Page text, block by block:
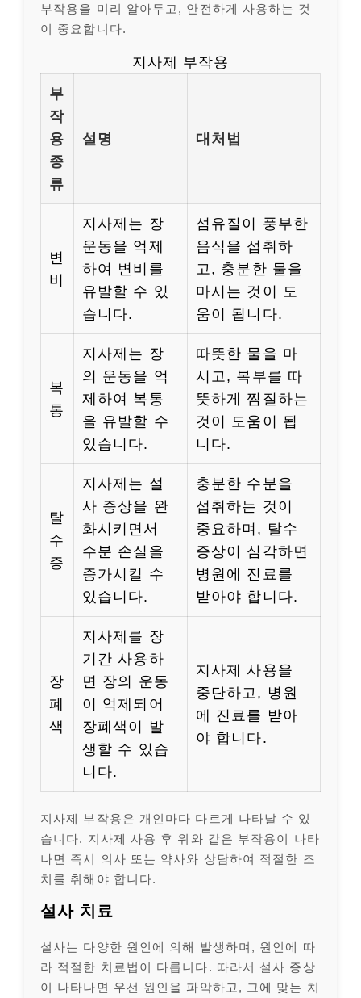
부작용을 미리 알아두고, 안전하게 사용하는 것
이 중요합니다.
지사제 부작용
부
작
용
종
류
설명 대처법
변
비
지사제는 장
운동을 억제
하여 변비를
유발할 수 있
습니다.
섬유질이 풍부한
음식을 섭취하
고, 충분한 물을
마시는 것이 도
움이 됩니다.
복
통
지사제는 장
의 운동을 억
제하여 복통
을 유발할 수
있습니다.
따뜻한 물을 마
시고, 복부를 따
뜻하게 찜질하는
것이 도움이 됩
니다.
탈
수
증
지사제는 설
사 증상을 완
화시키면서
수분 손실을
증가시킬 수
있습니다.
충분한 수분을
섭취하는 것이
중요하며, 탈수
증상이 심각하면
병원에 진료를
받아야 합니다.
장
폐
색
지사제를 장
기간 사용하
면 장의 운동
이 억제되어
장폐색이 발
생할 수 있습
니다.
지사제 사용을
중단하고, 병원
에 진료를 받아
야 합니다.
지사제 부작용은 개인마다 다르게 나타날 수 있
습니다. 지사제 사용 후 위와 같은 부작용이 나타
나면 즉시 의사 또는 약사와 상담하여 적절한 조
치를 취해야 합니다.
설사 치료
설사는 다양한 원인에 의해 발생하며, 원인에 따
라 적절한 치료법이 다릅니다. 따라서 설사 증상
이 나타나면 우선 원인을 파악하고, 그에 맞는 치